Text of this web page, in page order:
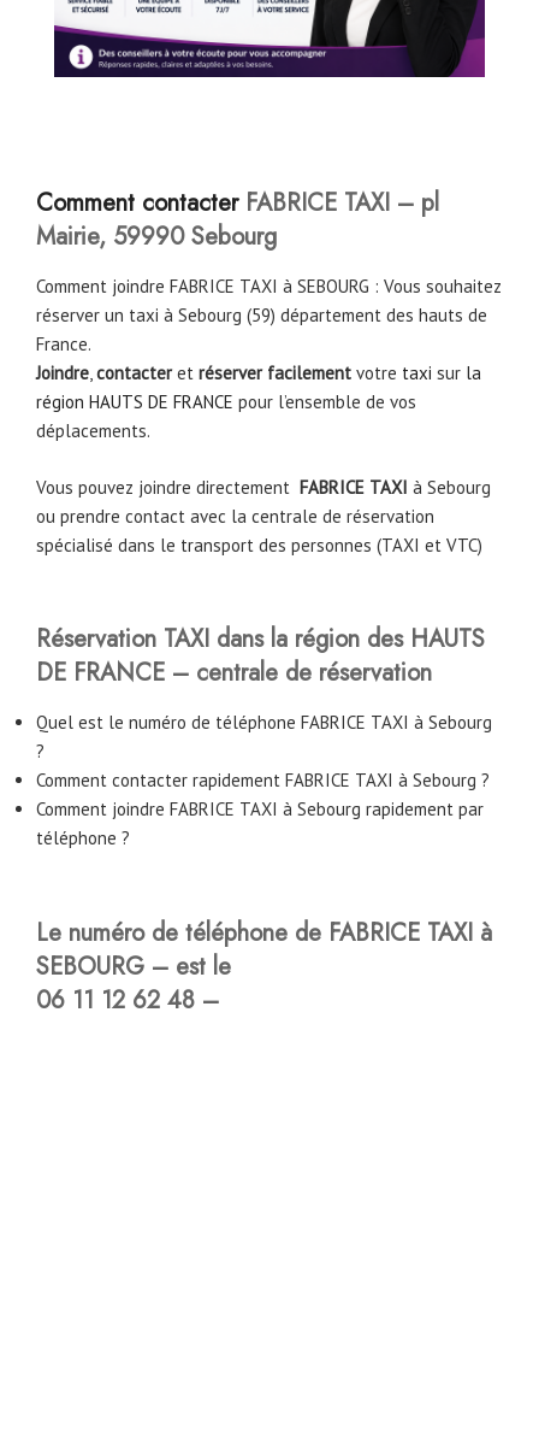
Comment contacterFABRICE TAXI – pl
Mairie, 59990 Sebourg
Comment joindre FABRICE TAXI à SEBOURG : Vous souhaitez
réserver un taxi à Sebourg (59) département des hauts de
France.
Joindre,contacteret réserver facilement votre taxi sur la
région HAUTS DE FRANCE pour l’ensemble de vos
déplacements.
Vous pouvez joindre directement FABRICE TAXI à Sebourg
ou prendre contact avec la centrale de réservation
spécialisé dans le transport des personnes (TAXI et VTC)
Réservation TAXI dans la région des HAUTS
DE FRANCE – centrale de réservation
Quel est le numéro de téléphone FABRICE TAXI à Sebourg
?
Comment contacter rapidement FABRICE TAXI à Sebourg ?
Comment joindre FABRICE TAXI à Sebourg rapidement par
téléphone ?
Le numéro de téléphone de FABRICE TAXI à
SEBOURG – est le
06 11 12 62 48 –